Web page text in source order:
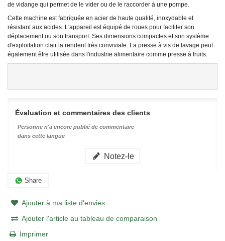
de vidange qui permet de le vider ou de le raccorder à une pompe.
Cette machine est fabriquée en acier de haute qualité, inoxydable et
résistant aux acides. L'appareil est équipé de roues pour faciliter son
déplacement ou son transport. Ses dimensions compactes et son système
d'exploitation clair la rendent très conviviale. La presse à vis de lavage peut
également être utilisée dans l'industrie alimentaire comme presse à fruits.
Évaluation et commentaires des clients
Personne n'a encore publié de commentaire
dans cette langue
Notez-le
Share
Ajouter à ma liste d'envies
Ajouter l'article au tableau de comparaison
Imprimer